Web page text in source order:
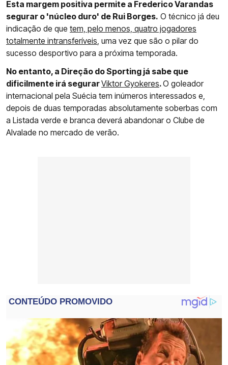
Esta margem positiva permite a Frederico Varandas
segurar o 'núcleo duro' de Rui Borges. O técnico já deu
indicação de que tem, pelo menos, quatro jogadores
totalmente intransferíveis, uma vez que são o pilar do
sucesso desportivo para a próxima temporada.
No entanto, a Direção do Sporting já sabe que
dificilmente irá segurarViktor Gyokeres.O goleador
internacional pela Suécia tem inúmeros interessados e,
depois de duas temporadas absolutamente soberbas com
a Listada verde e branca deverá abandonar o Clube de
Alvalade no mercado de verão.